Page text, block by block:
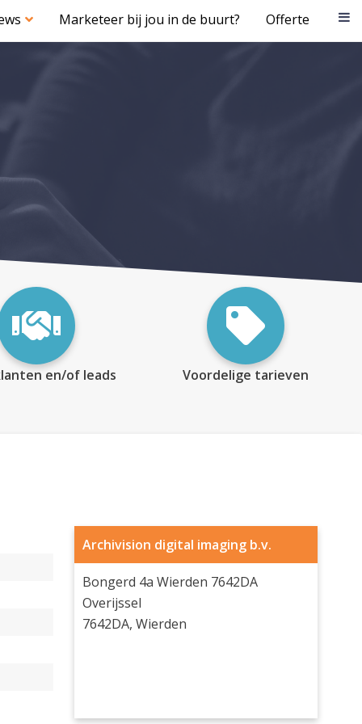
Marketeer bij jou in de buurt? Offerte
en/of leads Voordelige tarieven
Archivision digital imaging b.v.
Bongerd 4a Wierden 7642DA
Overijssel
7642DA, Wierden